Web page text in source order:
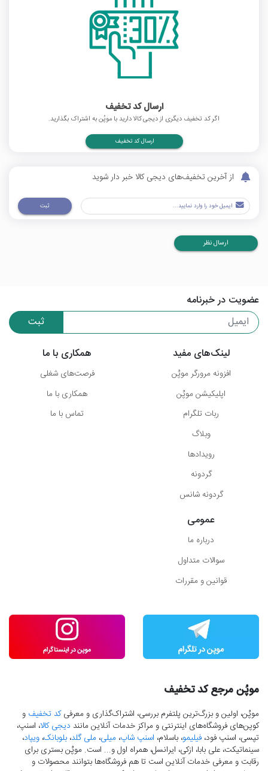
ارسال کد تخفیف
اگر کد تخفیف دیگری از دیجی کالا دارید با موپُن به اشتراک بگذارید.
ارسال کد تخفیف
از آخرین تخفیف‌های دیجی کالا خبر دار شوید
ثبت
ارسال نظر
عضویت در خبرنامه
ثبت
لینک‌های مفید
افزونه مرورگر موپُن
اپلیکیشن موپُن
ربات تلگرام
وبلاگ
رویدادها
گردونه
گردونه شانس
همکاری با ما
فرصت‌های شغلی
همکاری با ما
تماس با ما
عمومی
درباره ما
سوالات متداول
قوانین و مقررات
موپُن مرجع کد تخفیف
موپُن، اولین و بزرگ‌ترین پلتفرم بررسی، اشتراک‌گذاری و معرفیکد تخفیف و
کوپن‌های فروشگاه‌های اینترنتی و مراکز خدمات آنلاین مانند دیجی کالا، اسنپ،
تپسی، اسنپ فود، فیلیمو، باسلام، اسنپ شاپ، میلی، ملی گلد، بلوبانک، ویپاد،
سینماتیکت، علی بابا، ازکی، ایرانسل، همراه اول و... است. موپُن بستری برای
رقابت و معرفی خدمات آنلاین است تا هم فروشگاه‌ها بتوانند محصولات و